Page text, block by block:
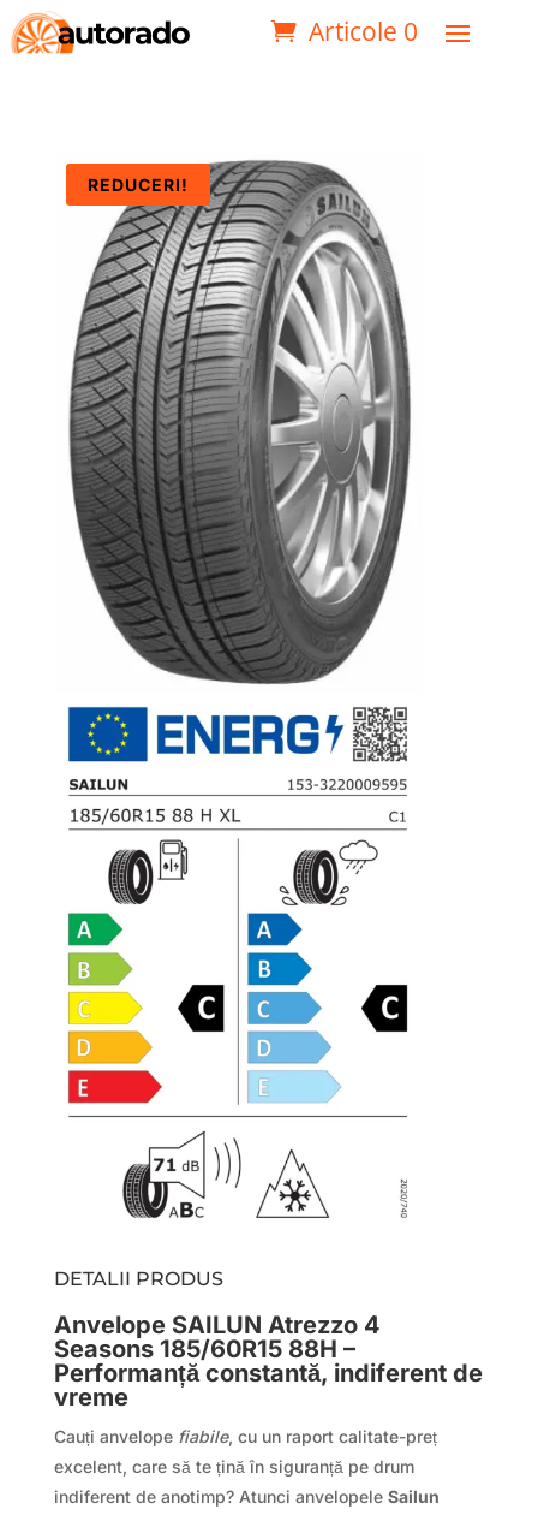
Articole 0
REDUCERI!
DETALII PRODUS
Anvelope SAILUN Atrezzo 4
Seasons 185/60R15 88H –
Performanță constantă, indiferent de
vreme
Cauți anvelope fiabile, cu un raport calitate-preț
excelent, care să te țină în siguranță pe drum
indiferent de anotimp? Atunci anvelopele Sailun